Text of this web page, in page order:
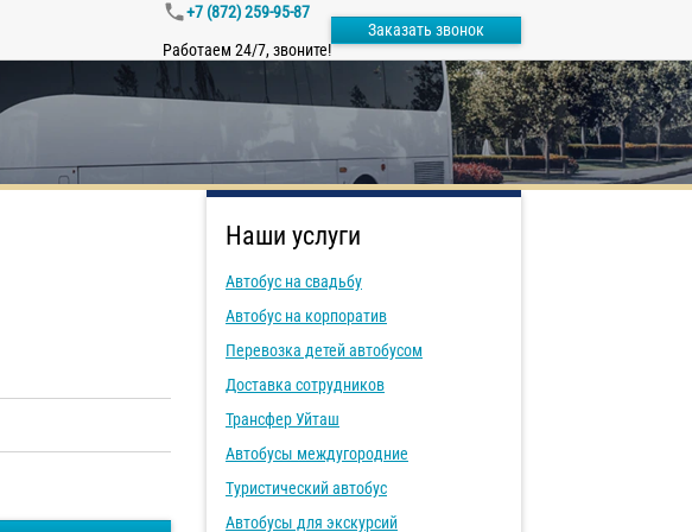
+7 (872) 259-95-87
Работаем 24/7, звоните!
Заказать звонок
Наши услуги
Автобус на свадьбу
Автобус на корпоратив
Перевозка детей автобусом
Доставка сотрудников
Трансфер Уйташ
Автобусы междугородние
Туристический автобус
Автобусы для экскурсий